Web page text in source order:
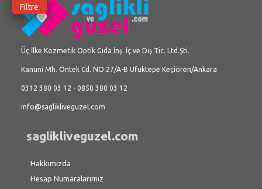
Filtre
Üç İlke Kozmetik Optik Gıda İnş. İç ve Dış Tic. Ltd.Şti.
Kanuni Mh. Öntek Cd. NO:27/A-B Ufuktepe Keçiören/Ankara
0312 380 03 12 - 0850 380 03 12
info@saglikliveguzel.com
saglikliveguzel.com
Hakkımızda
Hesap Numaralarımız